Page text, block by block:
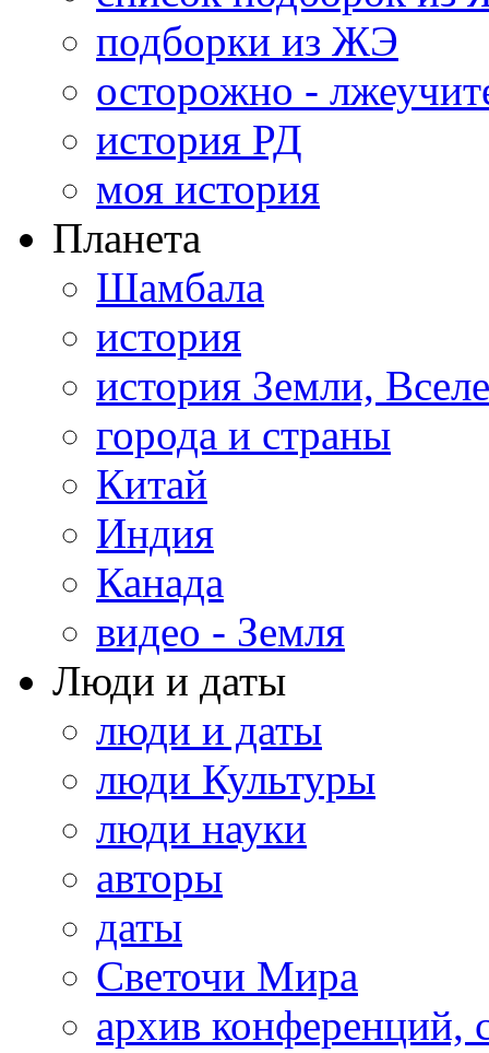
подборки из ЖЭ
осторожно -
история РД
моя история
Планета
Шамбала
история
история Земли,
города и страны
Китай
Индия
Канада
видео - Земля
Люди и даты
люди и даты
люди Культуры
люди науки
авторы
даты
Светочи Мира
архив конференций,